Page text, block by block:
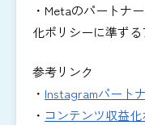
・Metaのパートナ
化ポリシーに準ず
参考リンク
・ Instagramパート
・ コンテンツ収益